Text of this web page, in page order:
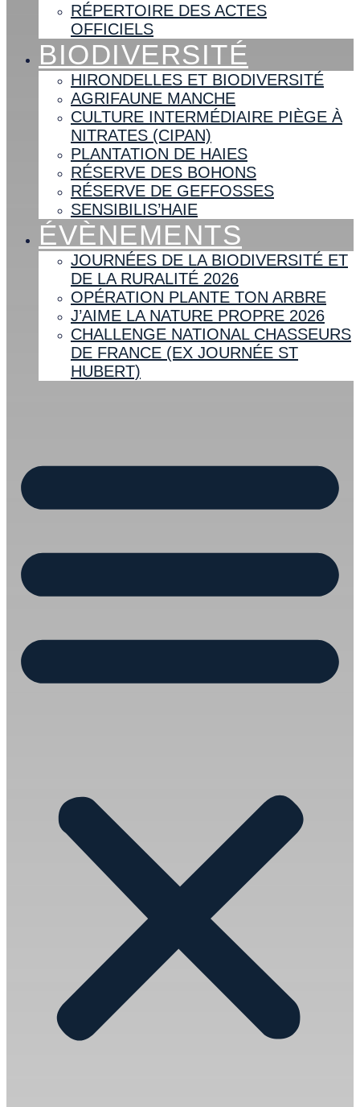
RÉPERTOIRE DES ACTES
OFFICIELS
BIODIVERSITÉ
HIRONDELLES ET BIODIVERSITÉ
AGRIFAUNE MANCHE
CULTURE INTERMÉDIAIRE PIÈGE À
NITRATES (CIPAN)
PLANTATION DE HAIES
RÉSERVE DES BOHONS
RÉSERVE DE GEFFOSSES
SENSIBILIS’HAIE
ÉVÈNEMENTS
JOURNÉES DE LA BIODIVERSITÉ ET
DE LA RURALITÉ 2026
OPÉRATION PLANTE TON ARBRE
J’AIME LA NATURE PROPRE 2026
CHALLENGE NATIONAL CHASSEURS
DE FRANCE (EX JOURNÉE ST
HUBERT)